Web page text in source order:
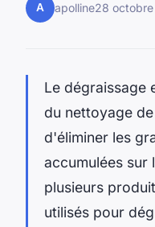
A apolline28
Le dégraissage
du nettoyage
d'éliminer les
accumulées sur
plusieurs
utilisés pour